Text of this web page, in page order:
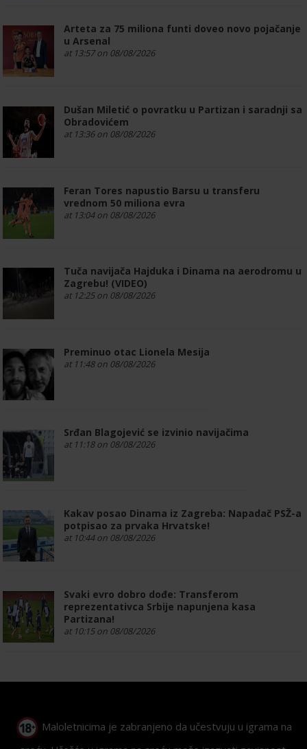
Arteta za 75 miliona funti doveo novo pojačanje
u Arsenal
at 13:57 on 08/08/2026
Dušan Miletić o povratku u Partizan i saradnji sa
Obradovićem
at 13:36 on 08/08/2026
Feran Tores napustio Barsu u transferu
vrednom 50 miliona evra
at 13:04 on 08/08/2026
Tuča navijača Hajduka i Dinama na aerodromu u
Zagrebu! (VIDEO)
at 12:25 on 08/08/2026
Preminuo otac Lionela Mesija
at 11:48 on 08/08/2026
Srđan Blagojević se izvinio navijačima
at 11:18 on 08/08/2026
Kakav posao Dinama iz Zagreba: Napadač PSŽ-a
potpisao za prvaka Hrvatske!
at 10:44 on 08/08/2026
Svaki evro dobro dođe: Transferom
reprezentativca Srbije napunjena kasa
Partizana!
at 10:15 on 08/08/2026
Maloletnicima je zabranjeno da učestvuju u igrama na